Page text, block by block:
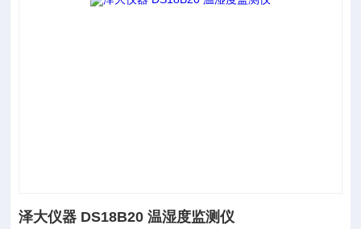
泽大仪器 DS18B20 温湿度监测仪